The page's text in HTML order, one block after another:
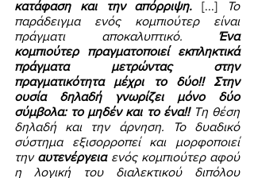
κατάφαση και την απόρριψη. [...]
Το
παράδειγμα ενός κομπιούτερ είναι
πράγματι αποκαλυπτικό. Ένα
κομπιούτερ πραγματοποιεί εκπληκτικά
πράγματα μετρώντας στην
πραγματικότητα μέχρι το δύο!! Στην
ουσία δηλαδή γνωρίζει μόνο δύο
σύμβολα: το μηδέν και το ένα!! Τη θέση
δηλαδή και την άρνηση. Το δυαδικό
σύστημα εξισορροπεί και μορφοποιεί
την αυτενέργεια ενός κομπιούτερ αφού
η λογική του διαλεκτικού διπόλου